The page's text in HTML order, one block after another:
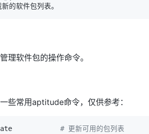
理软件包的操作命令。
些常用aptitude命令，仅供参考：
# 更新可用的包列表